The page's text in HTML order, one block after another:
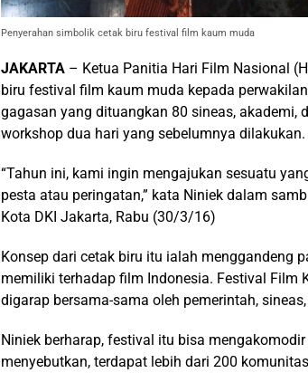
Penyerahan simbolik cetak biru festival film kaum muda
JAKARTA – Ketua Panitia Hari Film Nasional
biru festival film kaum muda kepada
gagasan yang dituangkan 80 sineas, akademi,
workshop dua hari yang sebelumnya dilakukan.
“Tahun ini, kami ingin mengajukan sesuatu
pesta atau peringatan,” kata Niniek dalam
Kota DKI Jakarta, Rabu (30/3/16)
Konsep dari cetak biru itu ialah menggandeng
memiliki terhadap film Indonesia. Festival
digarap bersama-sama oleh pemerintah,
Niniek berharap, festival itu bisa
menyebutkan, terdapat lebih dari 200